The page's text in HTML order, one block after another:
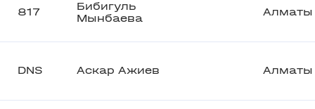
817
Бибигуль
Мынбаева
Алматы
DNS Аскар Ажиев Алматы